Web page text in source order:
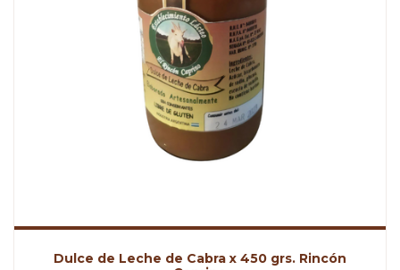
Dulce de Leche de Cabra x 450 grs. Rincón